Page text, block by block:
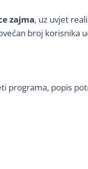
zajma, uz uvjet
broj korisnika
programa, popis